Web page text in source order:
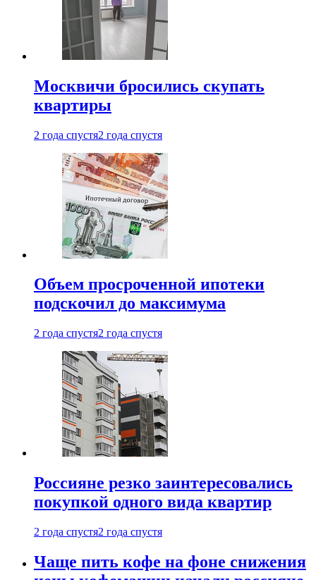
Москвичи бросились скупать
квартиры
2 года спустя2 года спустя
Объем просроченной ипотеки
подскочил до максимума
2 года спустя2 года спустя
Россияне резко заинтересовались
покупкой одного вида квартир
2 года спустя2 года спустя
Чаще пить кофе на фоне снижения